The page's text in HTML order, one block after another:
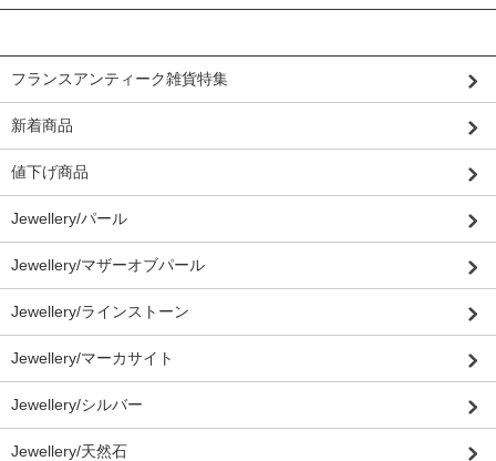
フランスアンティーク雑貨特集
新着商品
値下げ商品
Jewellery/パール
Jewellery/マザーオブパール
Jewellery/ラインストーン
Jewellery/マーカサイト
Jewellery/シルバー
Jewellery/天然石